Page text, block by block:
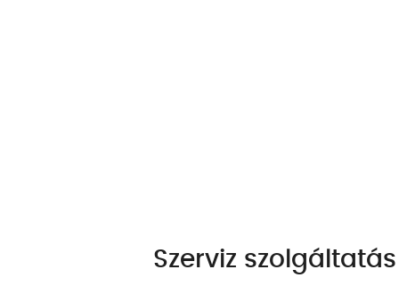
Szerviz szolgáltatás